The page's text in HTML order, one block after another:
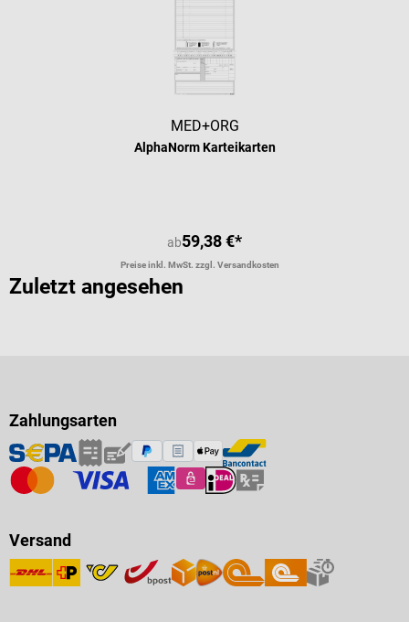
MED+ORG
AlphaNorm Karteikarten
ab59,38 €*
Preise inkl. MwSt. zzgl. Versandkosten
Zuletzt angesehen
Zahlungsarten
Versand